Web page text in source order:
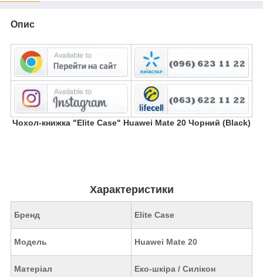
Опис
Чохол-книжка "Elite Case" Huawei Mate 20 Чорний (Black)
Характеристики
Бренд Elite Case
Модель Huawei Mate 20
Матеріал Еко-шкіра / Силікон